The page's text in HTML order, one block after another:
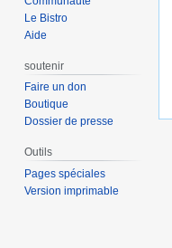
Le Bistro
Aide
soutenir
Faire un don
Boutique
Dossier de presse
Outils
Pages spéciales
Version imprimable